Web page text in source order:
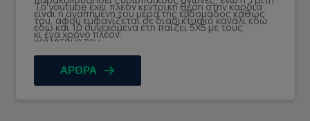
είναι η αγαπημένη του μέρα της εβδομάδος καθώς
εδώ και 10 συνεχόμενα έτη παίζει 5Χ5 με τους
κολλητούς του.
Το youtube έχει πλέον κεντρική θέση στην καρδιά
του, αφού εμφανίζεται σε διαδικτυακό κανάλι εδώ
κι ένα χρόνο πλέον.
ΑΡΘΡΑ